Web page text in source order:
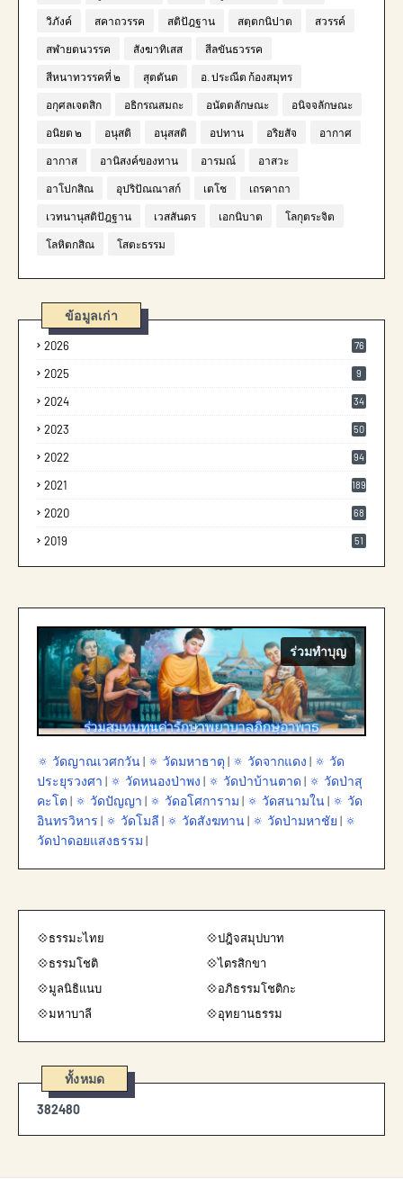
วิภังค์ สคาถวรรค สติปัฎฐาน สตฺตกนิปาต สวรรค์
สฬายตนวรรค สังฆาทิเสส สีลขันธวรรค
สีหนาทวรรคที่ ๒ สุตตันต อ. ประณีต ก้องสมุทร
อกุศลเจตสิก อธิกรณสมถะ อนัตตลักษณะ อนิจจลักษณะ
อนิยต ๒ อนุสติ อนุสสติ อปทาน อริยสัจ อากาศ
อากาส อานิสงค์ของทาน อารมณ์ อาสวะ
อาโปกสิณ อุปริปัณณาสก์ เตโช เถรคาถา
เวทนานุสติปัฎฐาน เวสสันดร เอกนิบาต โลกุตระจิต
โลหิตกสิณ โสตะธรรม
ข้อมูลเก่า
2026 76
2025 9
2024 34
2023 50
2022 94
2021 189
2020 68
2019 51
ร่วมทำบุญ
🔅 วัดญาณเวศกวัน| 🔅 วัดมหาธาตุ | 🔅 วัดจากแดง | 🔅 วัด
ประยุรวงศา | 🔅 วัดหนองป่าพง | 🔅 วัดป่าบ้านตาด | 🔅 วัดป่าสุ
คะโต | 🔅 วัดปัญญา | 🔅 วัดอโศการาม | 🔅 วัดสนามใน| 🔅 วัด
อินทรวิหาร | 🔅 วัดโมลี | 🔅 วัดสังฆทาน| 🔅 วัดป่ามหาชัย | 🔅
วัดป่าดอยแสงธรรม |
💠ธรรมะไทย
💠ปฎิจสมุปบาท
💠ธรรมโชติ
💠ไตรสิกขา
💠มูลนิธิแนบ
💠อภิธรรมโชติกะ
💠มหาบาลี
💠อุทยานธรรม
ทั้งหมด
382480